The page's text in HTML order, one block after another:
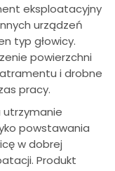
eksploatacyjny
urządzeń
typ głowicy.
powierzchni
i drobne
pracy.
utrzymanie
powstawania
w dobrej
Produkt